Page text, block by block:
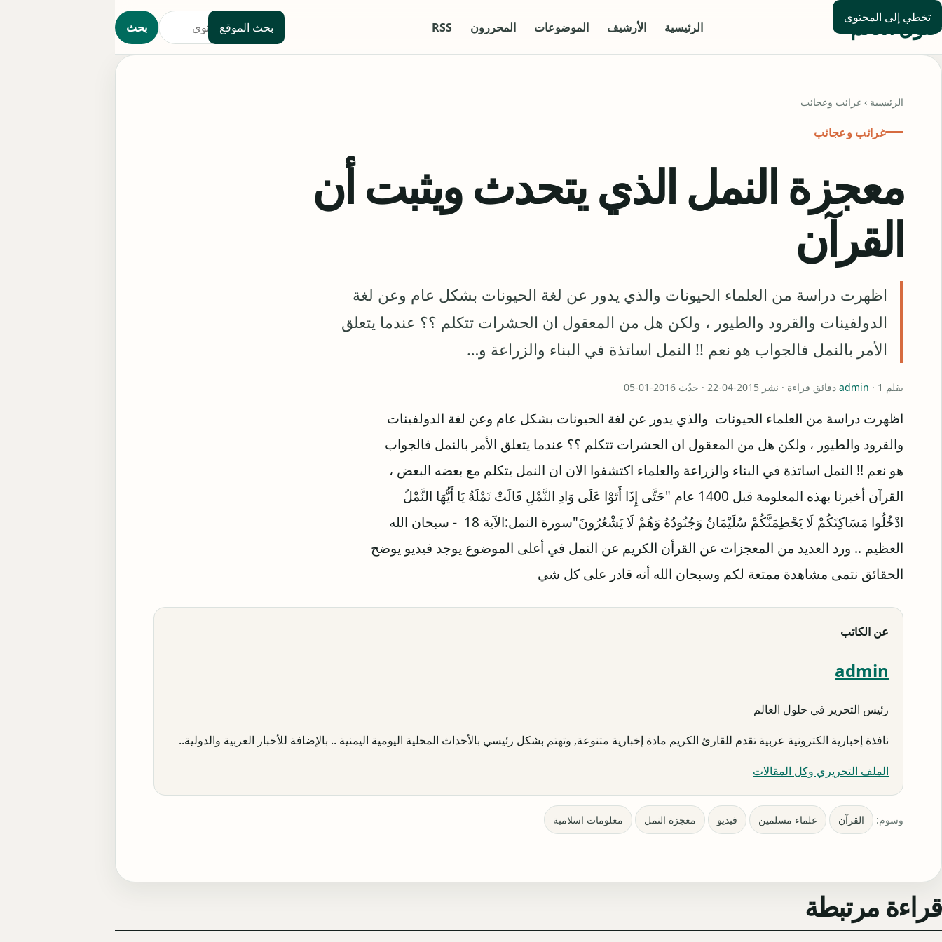
تخطي إلى المحتوى
حلول العالم الرئيسية الأرشيف الموضوعات المحررون RSS بحث الموقع بحث
الرئيسية › غرائب وعجائب
غرائب وعجائب
معجزة النمل الذي يتحدث ويثبت أن
القرآن
اظهرت دراسة من العلماء الحيونات والذي يدور عن لغة الحيونات بشكل عام وعن لغة
الدولفينات والقرود والطيور ، ولكن هل من المعقول ان الحشرات تتكلم ؟؟ عندما يتعلق
الأمر بالنمل فالجواب هو نعم !! النمل اساتذة في البناء والزراعة و…
بقلم admin · 1 دقائق قراءة · نشر 2015-04-22 · حدّث 2016-01-05
اظهرت دراسة من العلماء الحيونات والذي يدور عن لغة الحيونات بشكل عام وعن لغة الدولفينات
والقرود والطيور ، ولكن هل من المعقول ان الحشرات تتكلم ؟؟ عندما يتعلق الأمر بالنمل فالجواب
هو نعم !! النمل اساتذة في البناء والزراعة والعلماء اكتشفوا الان ان النمل يتكلم مع بعضه البعض ،
القرآن أخبرنا بهذه المعلومة قبل 1400 عام "حَتَّى إِذَا أَتَوْا عَلَى وَادِ النَّمْلِ قَالَتْ نَمْلَةٌ يَا أَيُّهَا النَّمْلُ
ادْخُلُوا مَسَاكِنَكُمْ لَا يَحْطِمَنَّكُمْ سُلَيْمَانُ وَجُنُودُهُ وَهُمْ لَا يَشْعُرُونَ"سورة النمل:الآية 18 - سبحان الله
العظيم .. ورد العديد من المعجزات عن القرأن الكريم عن النمل في أعلى الموضوع يوجد فيديو يوضح
الحقائق نتمى مشاهدة ممتعة لكم وسبحان الله أنه قادر على كل شي
عن الكاتب
admin
رئيس التحرير في حلول العالم
نافذة إخبارية الكترونية عربية تقدم للقارئ الكريم مادة إخبارية متنوعة, وتهتم بشكل رئيسي بالأحداث المحلية اليومية اليمنية .. بالإضافة للأخبار العربية والدولية..
الملف التحريري وكل المقالات
وسوم: القرآن علماء مسلمين فيديو معجزة النمل معلومات اسلامية
قراءة مرتبطة